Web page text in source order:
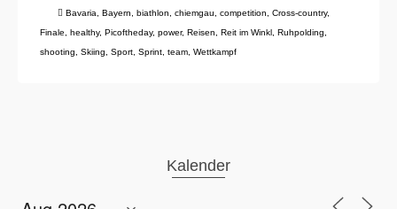
Bavaria Bayern biathlon chiemgau competition Cross-country,
Finale
healthy, Picoftheday, power, Reisen Reit im Winkl Ruhpolding
shooting
Skiing Sport Sprint team Wettkampf
Kalender